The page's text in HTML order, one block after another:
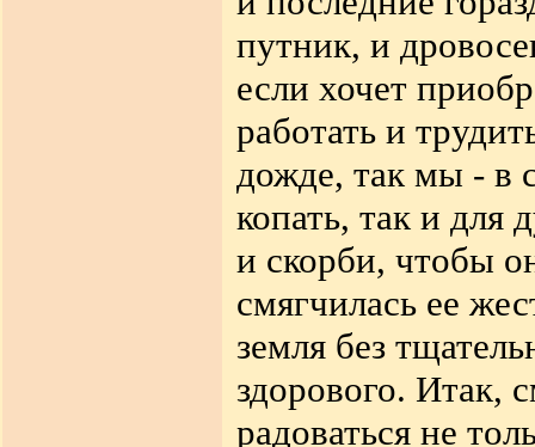
путник, и
если хочет
работать и
дожде, так мы - в
копать, так и
и скорби, чтобы
смягчилась ее
земля без
здорового. Итак,
радоваться не